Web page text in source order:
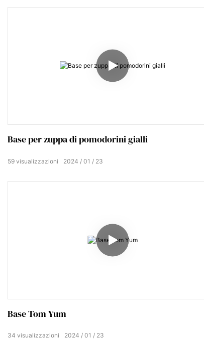
Base per zuppa di pomodorini gialli
2024 01 23
59 visualizzazioni
Base Tom Yum
2024 01 23
34 visualizzazioni